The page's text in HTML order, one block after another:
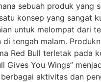
sebuah produk yang
konsep yang sangat
untuk melompat dari
tengah malam.
Red Bull terletak pada
You Wings”
aktivitas dan